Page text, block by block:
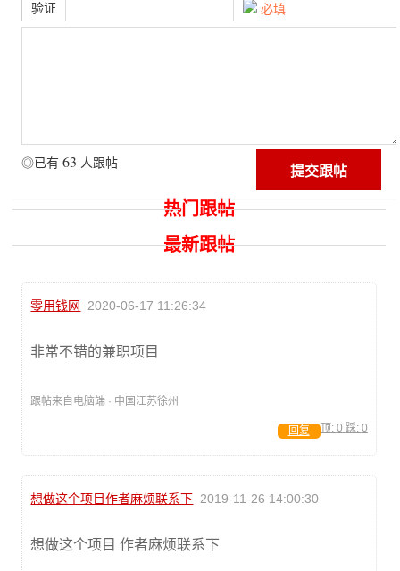
验证 必填
◎已有 63 人跟帖
热门跟帖
最新跟帖
零用钱网 2020-06-17 11:26:34
非常不错的兼职项目
跟帖来自电脑端 · 中国江苏徐州
顶: 0 踩: 0
回复
想做这个项目作者麻烦联系下 2019-11-26 14:00:30
想做这个项目 作者麻烦联系下